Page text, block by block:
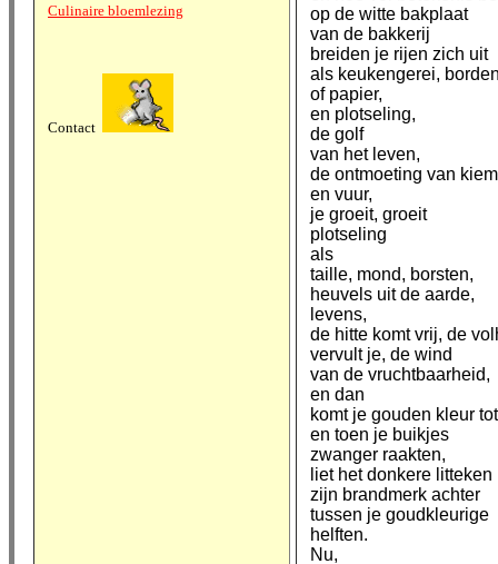
Culinaire bloemlezing
Contact
op de witte bakplaat
van de bakkerij
breiden je rijen zich uit
als keukengerei,
of papier,
en plotseling,
de golf
van het leven,
de ontmoeting van kiem
en vuur,
je groeit, groeit
plotseling
als
taille, mond, borsten,
heuvels uit de aarde,
levens,
de hitte komt vrij, de
vervult je, de wind
van de vruchtbaarheid,
en dan
komt je gouden kleur
en toen je buikjes
zwanger raakten,
liet het donkere litteken
zijn brandmerk achter
tussen je goudkleurige
helften.
Nu,